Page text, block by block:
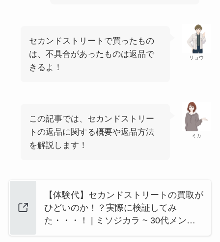
リョウ
セカンドストリートで買ったもの
は、不具合があったものは返品で
きるよ！
ミカ
この記事では、セカンドストリー
トの返品に関する概要や返品方法
を解説します！
【体験代】セカンドストリートの買取が
ひどいのか！？実際に検証してみ
た・・・！ | ミソジカラ ~ 30代メン…